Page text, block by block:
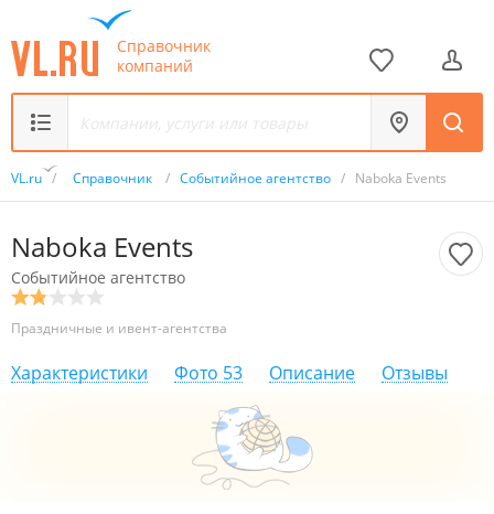
Справочник
компаний
VL.ru / Справочник / Событийное агентство / Naboka Events
Naboka Events
Событийное агентство
Праздничные и ивент-агентства
Характеристики Фото 53 Описание Отзывы